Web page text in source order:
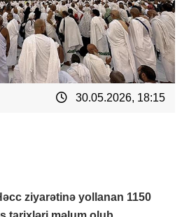
30.05.2026, 18:15
ziyarətinə yollanan 1150